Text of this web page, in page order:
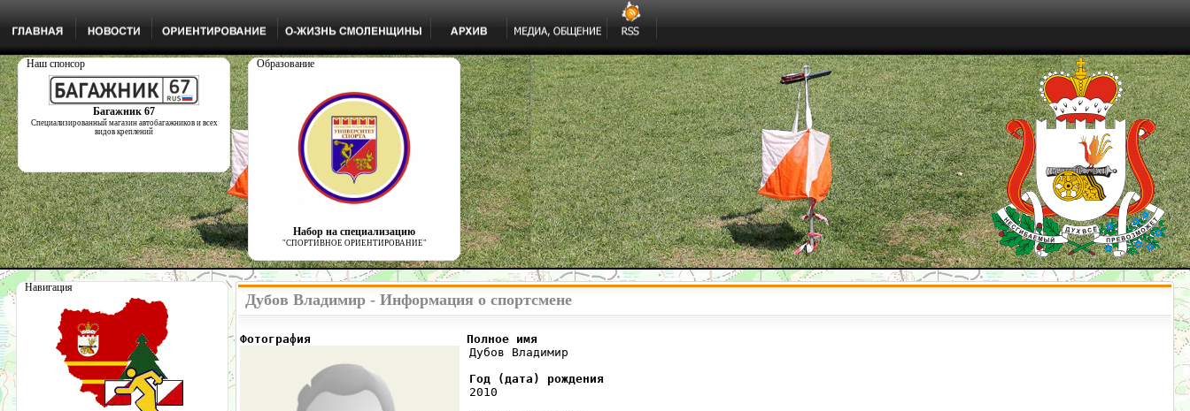
Наш спонсор
Багажник 67
Специализированный магазин автобагажников и всех
видов креплений
Образование
Набор на специализацию
"СПОРТИВНОЕ ОРИЕНТИРОВАНИЕ"
Навигация
Дубов Владимир - Информация о спортсмене
Фотография                      Полное имя
Дубов Владимир
Год (дата) рождения
2010